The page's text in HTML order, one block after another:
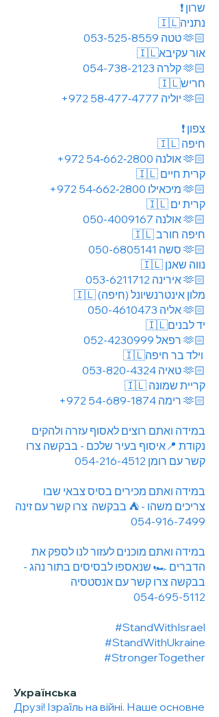
❗️ שרון
🇮🇱נתניה
טטה 053-525-8559
🫶🏻
🇮🇱אור עקיבא
054-738-2123
קלרה 🫶🏻
🇮🇱חריש
+972 58‑477‑4777 יוליה 🫶🏻
❗️ צפון
🇮🇱 חיפה
+972 54‑662‑2800 אולנה 🫶🏻
🇮🇱 קרית חיים
+972 54‑662‑2800 מיכאילו 🫶🏻
🇮🇱 קרית ים
אולנה 050-4009167
🫶🏻
🇮🇱 חיפה חורב
סשה 050-6805141
🫶🏻
🇮🇱 נווה שאנן
אירינה 053-6211712
🫶🏻
🇮🇱 מלון אינטרנשיונל (חיפה)
אליה 050-4610473
🫶🏻
🇮🇱יד לבנים
רפאל 052-4230999
🫶🏻
טאיה 053-820-4324
🫶🏻
🇮🇱 קריית שמונה
+972 54-689-1874
רימה 🫶🏻
במידה ואתם רוצים לאסוף עזרה ולהקים
נקודת 📍איסוף בעיר שלכם - בבקשה צרו
קשר עם רומן 054-216-4512
במידה ואתם מכירים בסיס צבאי שבו
צריכים משהו - ⛺️ בבקשה צרו קשר עם זינה
054-916-7499
במידה ואתם מוכנים לעזור לנו לספק את
הדברים 🏎️ שנאספו לבסיסים בתור נהג -
בבקשה צרו קשר עם אנסטסיה
054-695-5112
#StandWithIsrael
#StandWithUkraine
#StrongerTogether
Українська
Друзі! Ізраїль на війні. Наше основне